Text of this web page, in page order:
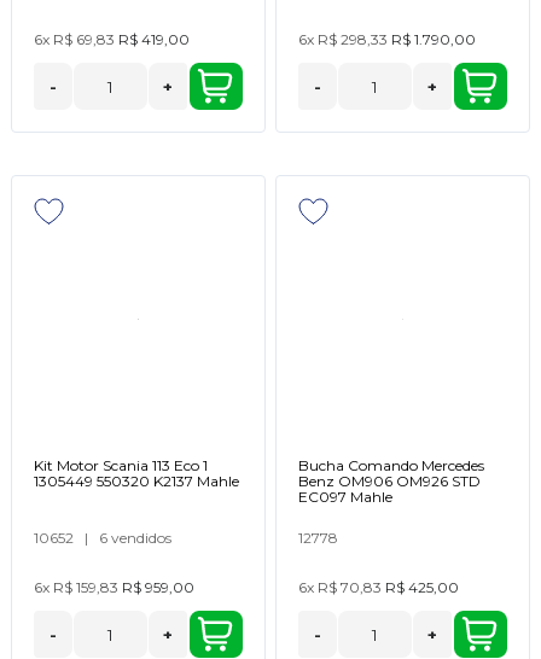
6x R$ 69,83 R$ 419,00
- +
6x R$ 298,33 R$ 1.790,00
- +
Kit Motor Scania 113 Eco 1
1305449 550320 K2137 Mahle
10652 | 6 vendidos
6x R$ 159,83 R$ 959,00
- +
Bucha Comando Mercedes
Benz OM906 OM926 STD
EC097 Mahle
12778
6x R$ 70,83 R$ 425,00
- +